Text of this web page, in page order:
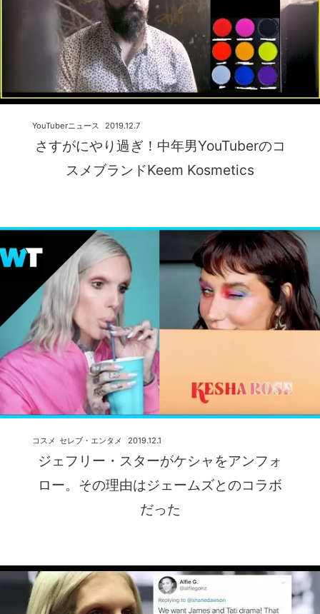
さすがにやり過ぎ！中年男YouTuberのコ
スメブランドKeem Kosmetics
2019.12.7
YouTuberニュース
ジェフリー・スターがケシャをアンフォ
ロー。その理由はジェームズとのコラボ
だった
2019.12.1
コスメ セレブ・エンタメ